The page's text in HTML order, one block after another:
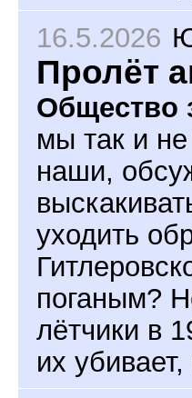
16.5.2026
Пролёт
Общество
мы так и
наши,
уходить
поганым?
лётчики в
их